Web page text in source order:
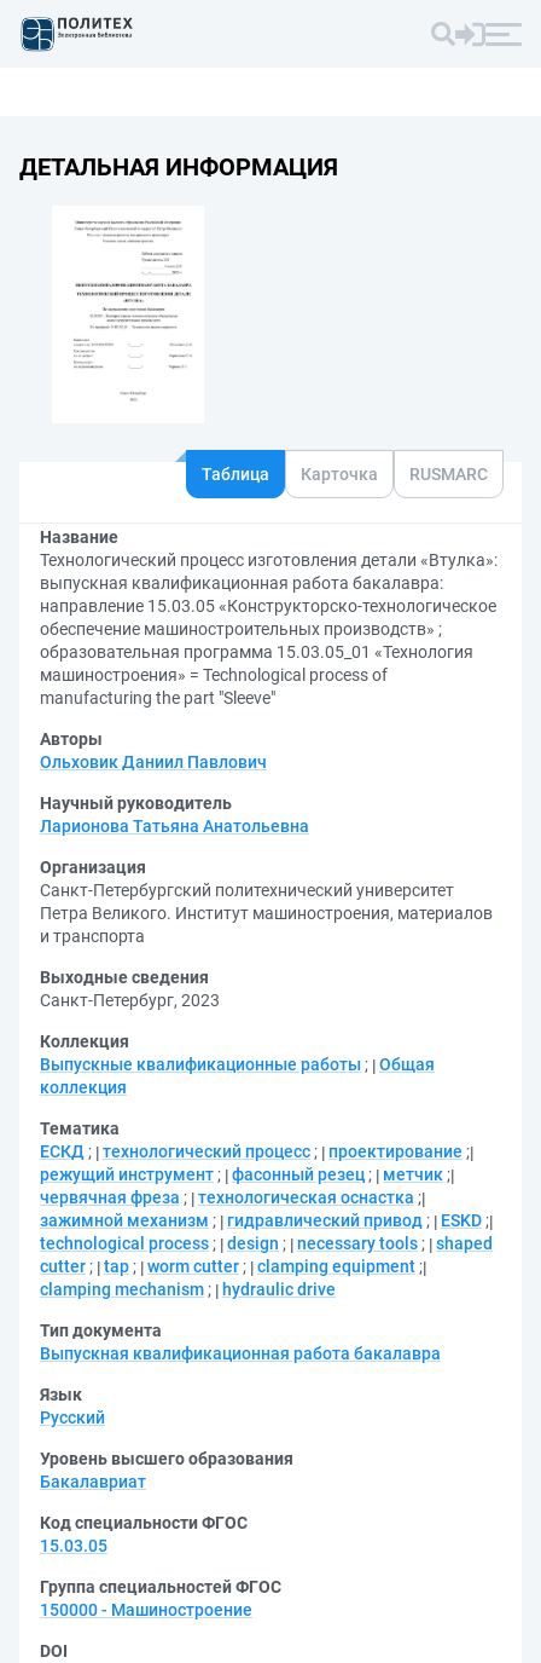
ДЕТАЛЬНАЯ ИНФОРМАЦИЯ
Таблица Карточка RUSMARC
Название
Технологический процесс изготовления детали «Втулка»:
выпускная квалификационная работа бакалавра:
направление 15.03.05 «Конструкторско-технологическое
обеспечение машиностроительных производств» ;
образовательная программа 15.03.05_01 «Технология
машиностроения» = Technological process of
manufacturing the part "Sleeve"
Авторы
Ольховик Даниил Павлович
Научный руководитель
Ларионова Татьяна Анатольевна
Организация
Санкт-Петербургский политехнический университет
Петра Великого. Институт машиностроения, материалов
и транспорта
Выходные сведения
Санкт-Петербург, 2023
Коллекция
Выпускные квалификационные работы ; Общая
коллекция
Тематика
ЕСКД ; технологический процесс ; проектирование ;
режущий инструмент ; фасонный резец ; метчик ;
червячная фреза ; технологическая оснастка ;
зажимной механизм ; гидравлический привод ; ESKD ;
technological process ; design ; necessary tools ; shaped
cutter ; tap ; worm cutter ; clamping equipment ;
clamping mechanism ; hydraulic drive
Тип документа
Выпускная квалификационная работа бакалавра
Язык
Русский
Уровень высшего образования
Бакалавриат
Код специальности ФГОС
15.03.05
Группа специальностей ФГОС
150000 - Машиностроение
DOI